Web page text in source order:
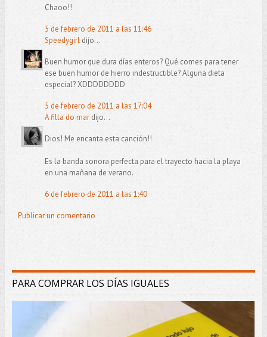
Chaoo!!
5 de febrero de 2011 a las 11:46
Speedygirldijo...
Buen humor que dura días enteros? Qué comes para tener
ese buen humor de hierro indestructible? Alguna dieta
especial? XDDDDDDDD
5 de febrero de 2011 a las 17:04
A filla do mardijo...
Dios! Me encanta esta canción!!
Es la banda sonora perfecta para el trayecto hacia la playa
en una mañana de verano.
6 de febrero de 2011 a las 1:40
Publicar un comentario
PARA COMPRAR LOS DÍAS IGUALES